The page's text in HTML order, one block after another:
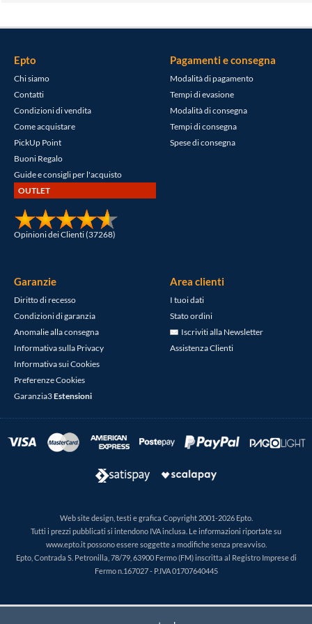
Epto
Chi siamo
Contatti
Condizioni di vendita
Come acquistare
PickUp Point
Buoni Regalo
Guide e consigli per l'acquisto
OUTLET
Opinioni dei Clienti (37268)
Pagamenti e consegna
Modalità di pagamento
Tempi di evasione
Modalità di consegna
Tempi di consegna
Spese di consegna
Garanzie
Diritto di recesso
Condizioni di garanzia
Anomalie alla consegna
Informativa sulla Privacy
Informativa sui Cookies
Preferenze Cookies
Garanzia3Estensioni
Area clienti
I tuoi dati
Stato ordini
Iscriviti alla Newsletter
Assistenza Clienti
Web site design, testi e grafica Copyright 2001-2026 Epto.
Tutti i prezzi pubblicati si intendono IVA inclusa. Le informazioni riportate su
www.epto.it possono essere soggette a modifiche senza preavviso.
Epto, Contrada S. Petronilla, 78/79, 63900 Fermo (FM) inscritta al Registro Imprese di
Fermo n.167027 - P.IVA 01707640445